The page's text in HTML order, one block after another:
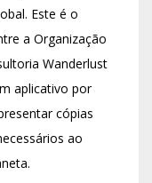
Este é o
a Organização
Wanderlust
aplicativo por
cópias
ao